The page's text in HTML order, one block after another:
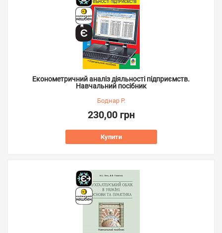
Економетричний аналіз діяльності підприємств.
Навчальний посібник
Боднар Р.
230,00 грн
Купити